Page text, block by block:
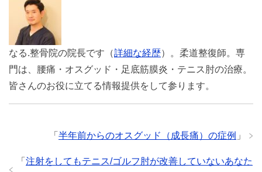
なる.整骨院の院長です（詳細な経歴）。柔道整復師。専
門は、腰痛・オスグッド・足底筋膜炎・テニス肘の治療。
皆さんのお役に立てる情報提供をして参ります。
「 半年前からのオスグッド（成長痛）の症例 」
「 注射をしてもテニス/ゴルフ肘が改善していないあなた